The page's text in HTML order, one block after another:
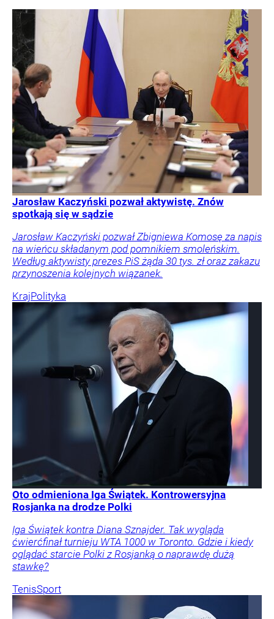
Jarosław Kaczyński pozwał aktywistę. Znów
spotkają się w sądzie
Jarosław Kaczyński pozwał Zbigniewa Komosę za napis
na wieńcu składanym pod pomnikiem smoleńskim.
Według aktywisty prezes PiS żąda 30 tys. zł oraz zakazu
przynoszenia kolejnych wiązanek.
KrajPolityka
Oto odmieniona Iga Świątek. Kontrowersyjna
Rosjanka na drodze Polki
Iga Świątek kontra Diana Sznajder. Tak wygląda
ćwierćfinał turnieju WTA 1000 w Toronto. Gdzie i kiedy
oglądać starcie Polki z Rosjanką o naprawdę dużą
stawkę?
TenisSport